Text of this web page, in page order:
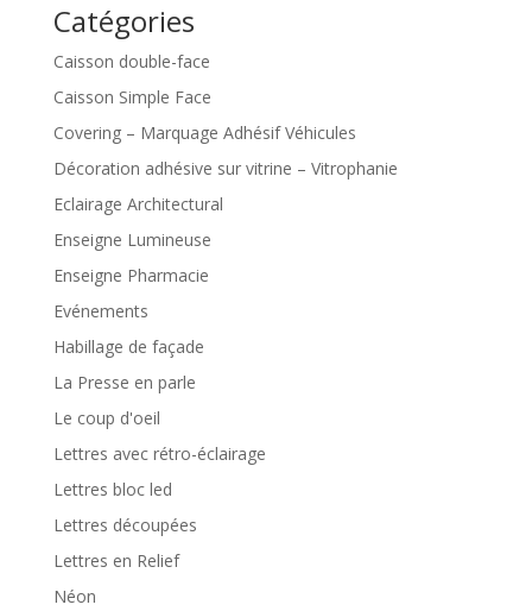
Catégories
Caisson double-face
Caisson Simple Face
Covering – Marquage Adhésif Véhicules
Décoration adhésive sur vitrine – Vitrophanie
Eclairage Architectural
Enseigne Lumineuse
Enseigne Pharmacie
Evénements
Habillage de façade
La Presse en parle
Le coup d'oeil
Lettres avec rétro-éclairage
Lettres bloc led
Lettres découpées
Lettres en Relief
Néon